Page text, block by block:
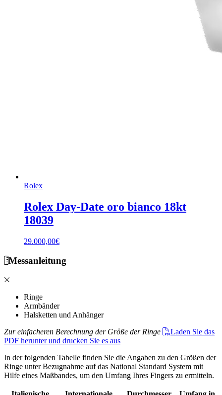
Rolex
Rolex Day-Date oro bianco 18kt
18039
29.000,00€
Messanleitung
Ringe
Armbänder
Halsketten und Anhänger
Zur einfacheren Berechnung der Größe der Ringe
Laden Sie das
PDF herunter und drucken Sie es aus
In der folgenden Tabelle finden Sie die Angaben zu den Größen der
Ringe unter Bezugnahme auf das National Standard System mit
Hilfe eines Maßbandes, um den Umfang Ihres Fingers zu ermitteln.